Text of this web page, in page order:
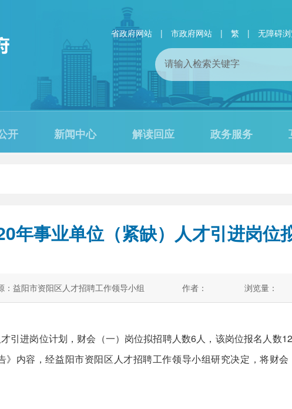
省政府网站 | 市政府网站 | 繁 | 无障碍
开 新闻中心 解读回应 政务服务
年事业单位（紧缺）人才引进岗位
：益阳市资阳区人才招聘工作领导小组 作者： 浏览量：
引进岗位计划，财会（一）岗位拟招聘人数6人，该岗位报名人数
内容，经益阳市资阳区人才招聘工作领导小组研究决定，将财